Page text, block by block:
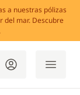
a nuestras pólizas
del mar. Descubre